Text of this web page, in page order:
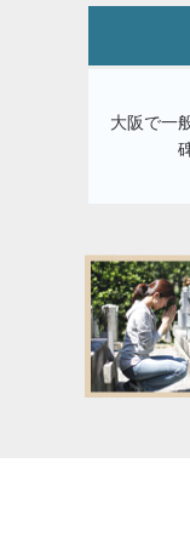
大阪で一